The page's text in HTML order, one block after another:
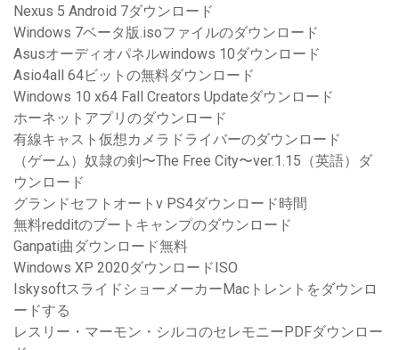
Nexus 5 Android 7ダウンロード
Windows 7ベータ版.isoファイルのダウンロード
Asusオーディオパネルwindows 10ダウンロード
Asio4all 64ビットの無料ダウンロード
Windows 10 x64 Fall Creators Updateダウンロード
ホーネットアプリのダウンロード
有線キャスト仮想カメラドライバーのダウンロード
（ゲーム）奴隷の剣〜The Free City〜ver.1.15（英語）ダ
ウンロード
グランドセフトオートv PS4ダウンロード時間
無料redditのブートキャンプのダウンロード
Ganpati曲ダウンロード無料
Windows XP 2020ダウンロードISO
IskysoftスライドショーメーカーMacトレントをダウンロ
ードする
レスリー・マーモン・シルコのセレモニーPDFダウンロー